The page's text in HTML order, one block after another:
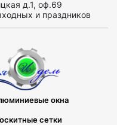
д.1, оф.69
и праздников
окна
сетки